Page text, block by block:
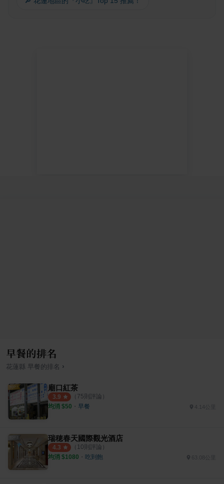
早餐的排名
花蓮縣 早餐的排名 ›
廟口紅茶
3.9 （ 75則評論）
均消 $50 ・ 早餐 4.14公里
瑞穂春天國際觀光酒店
4.3 （ 10則評論）
均消 $1080 ・ 吃到飽